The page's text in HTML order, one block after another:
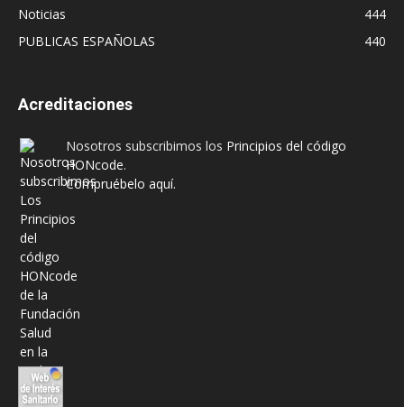
Noticias
444
PUBLICAS ESPAÑOLAS
440
Acreditaciones
Nosotros subscribimos los Principios del código
HONcode.
Compruébelo aquí.